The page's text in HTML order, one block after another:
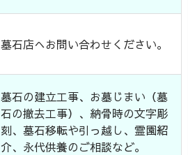
墓石店へお問い合わせください。
墓石の建立工事、お墓じまい（墓
石の撤去工事）、納骨時の文字彫
刻、墓石移転や引っ越し、霊園紹
介、永代供養のご相談など。